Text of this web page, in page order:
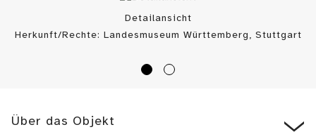
Detailansicht
Herkunft/Rechte: Landesmuseum Württemberg, Stuttgart
Über das Objekt